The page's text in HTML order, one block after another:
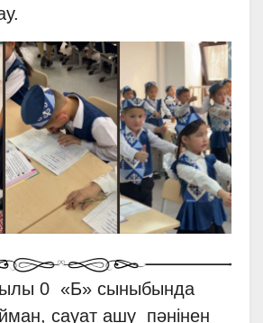
0 «Б» сыныбында
сауат ашу пәнінен